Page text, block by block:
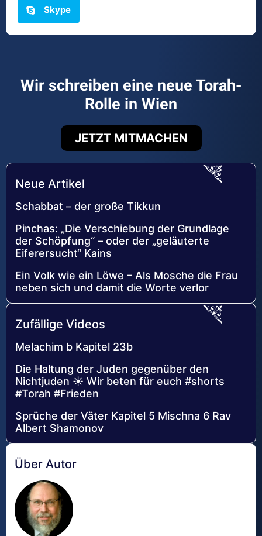
Skype
Wir schreiben eine neue Torah-
Rolle in Wien
JETZT MITMACHEN
Neue Artikel
Schabbat – der große Tikkun
Pinchas: „Die Verschiebung der Grundlage
der Schöpfung“ – oder der „geläuterte
Eiferersucht“ Kains
Ein Volk wie ein Löwe – Als Mosche die Frau
neben sich und damit die Worte verlor
Zufällige Videos
Melachim b Kapitel 23b
Die Haltung der Juden gegenüber den
Nichtjuden ☀️ Wir beten für euch #shorts
#Torah #Frieden
Sprüche der Väter Kapitel 5 Mischna 6 Rav
Albert Shamonov
Über Autor